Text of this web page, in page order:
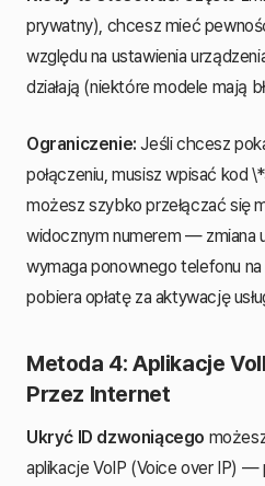
prywatny), chcesz mieć
względu na ustawienia
działają (niektóre modele mają
Ograniczenie: Jeśli chcesz
połączeniu, musisz wpisać kod
możesz szybko przełączać się
widocznym numerem — zmiana
wymaga ponownego telefonu
pobiera opłatę za aktywację
Metoda 4: Aplikacje
Przez Internet
Ukryć ID dzwoniącego
aplikacje VoIP (Voice over IP) —